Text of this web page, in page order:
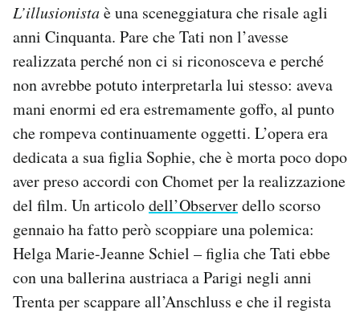
L’illusionistaè una sceneggiatura che risale agli
anni Cinquanta. Pare che Tati non l’avesse
realizzata perché non ci si riconosceva e perché
non avrebbe potuto interpretarla lui stesso: aveva
mani enormi ed era estremamente goffo, al punto
che rompeva continuamente oggetti. L’opera era
dedicata a sua figlia Sophie, che è morta poco dopo
aver preso accordi con Chomet per la realizzazione
del film. Un articolodell’Observerdello scorso
gennaio ha fatto però scoppiare una polemica:
Helga Marie-Jeanne Schiel – figlia che Tati ebbe
con una ballerina austriaca a Parigi negli anni
Trenta per scappare all’Anschluss e che il regista